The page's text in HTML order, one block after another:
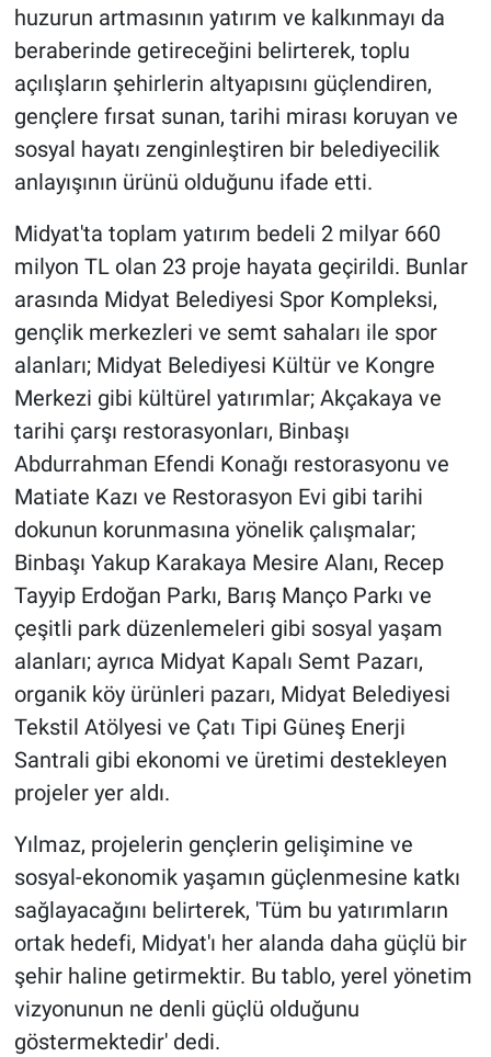
huzurun artmasının yatırım ve kalkınmayı da
beraberinde getireceğini belirterek, toplu
açılışların şehirlerin altyapısını güçlendiren,
gençlere fırsat sunan, tarihi mirası koruyan ve
sosyal hayatı zenginleştiren bir belediyecilik
anlayışının ürünü olduğunu ifade etti.
Midyat'ta toplam yatırım bedeli 2 milyar 660
milyon TL olan 23 proje hayata geçirildi. Bunlar
arasında Midyat Belediyesi Spor Kompleksi,
gençlik merkezleri ve semt sahaları ile spor
alanları; Midyat Belediyesi Kültür ve Kongre
Merkezi gibi kültürel yatırımlar; Akçakaya ve
tarihi çarşı restorasyonları, Binbaşı
Abdurrahman Efendi Konağı restorasyonu ve
Matiate Kazı ve Restorasyon Evi gibi tarihi
dokunun korunmasına yönelik çalışmalar;
Binbaşı Yakup Karakaya Mesire Alanı, Recep
Tayyip Erdoğan Parkı, Barış Manço Parkı ve
çeşitli park düzenlemeleri gibi sosyal yaşam
alanları; ayrıca Midyat Kapalı Semt Pazarı,
organik köy ürünleri pazarı, Midyat Belediyesi
Tekstil Atölyesi ve Çatı Tipi Güneş Enerji
Santrali gibi ekonomi ve üretimi destekleyen
projeler yer aldı.
Yılmaz, projelerin gençlerin gelişimine ve
sosyal-ekonomik yaşamın güçlenmesine katkı
sağlayacağını belirterek, 'Tüm bu yatırımların
ortak hedefi, Midyat'ı her alanda daha güçlü bir
şehir haline getirmektir. Bu tablo, yerel yönetim
vizyonunun ne denli güçlü olduğunu
göstermektedir' dedi.